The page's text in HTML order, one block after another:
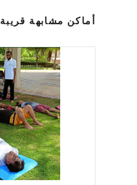
أماكن مشابهة قريبة